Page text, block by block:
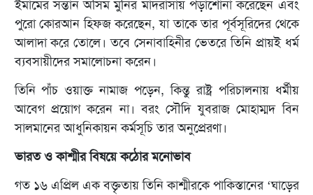
ইমামের সন্তান অসিম মুনির মাদরাসায় পড়াশোনা করেছেন এবং
পুরো কোরআন হিফজ করেছেন, যা তাকে তার পূর্বসূরিদের থেকে
আলাদা করে তোলে। তবে সেনাবাহিনীর ভেতরে তিনি প্রায়ই ধর্ম
ব্যবসায়ীদের সমালোচনা করেন।
তিনি পাঁচ ওয়াক্ত নামাজ পড়েন, কিন্তু রাষ্ট্র পরিচালনায় ধর্মীয়
আবেগ প্রয়োগ করেন না। বরং সৌদি যুবরাজ মোহাম্মদ বিন
সালমানের আধুনিকায়ন কর্মসূচি তার অনুপ্রেরণা।
ভারত ও কাশ্মীর বিষয়ে কঠোর মনোভাব
গত ১৬ এপ্রিল এক বক্তৃতায় তিনি কাশ্মীরকে পাকিস্তানের ‘ঘাড়ের